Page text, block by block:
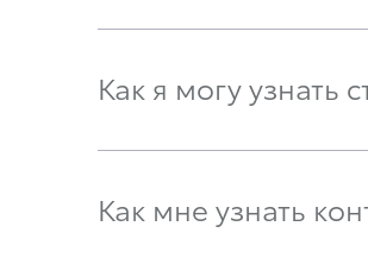
Как я могу узнать
Как мне узнать